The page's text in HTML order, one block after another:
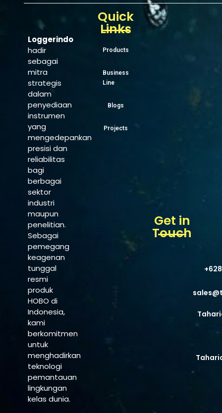
Loggerindo
hadir
sebagai
mitra
strategis
dalam
penyediaan
instrumen
yang
mengedepankan
presisi dan
reliabilitas
bagi
berbagai
sektor
industri
maupun
penelitian.
Sebagai
pemegang
keagenan
tunggal
resmi
produk
HOBO di
Indonesia,
kami
berkomitmen
untuk
menghadirkan
teknologi
pemantauan
lingkungan
kelas dunia.
Quick
Links
Products
Business
Line
Blogs
Projects
Get in
Touch